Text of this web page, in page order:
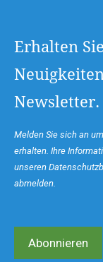
Erhalten
Newsletter.
Melden Sie sich an
erhalten. Ihre
unseren
abmelden.
Abonnieren